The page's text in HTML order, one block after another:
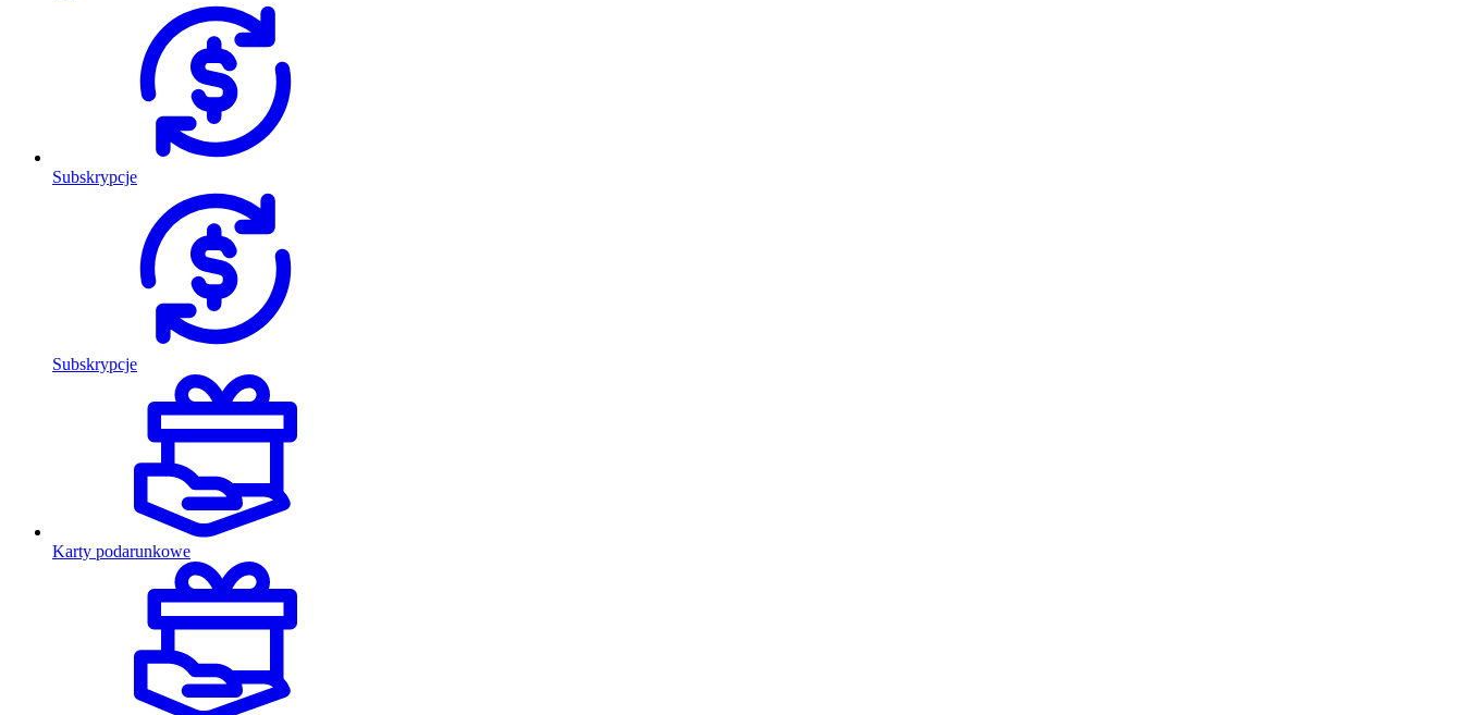
Subskrypcje
Subskrypcje
Karty podarunkowe